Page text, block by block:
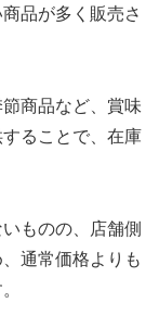
品が多く販売さ
商品など、賞味
ることで、在庫
ものの、店舗側
通常価格よりも